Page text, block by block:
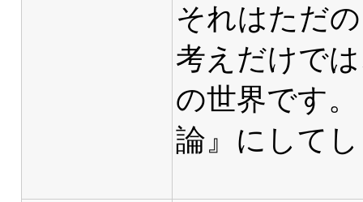
それはただ
考えだけで
の世界です
論』にして